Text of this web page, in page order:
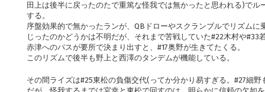
田上は後半に戻ったのたで重篤な怪我では無かったと思われる)でル
する。
序盤効果的で無かったランが、QBドローやスクランブルでリズム
じったのかどうかは不明だが、それまで苦戦していた#22木村や#33
赤津へのパスが要所で決まり出すと、#17奥野が生きてたくる。
このリズムで後半も野上と西澤のタンデムが機能している。
その間ライズは#25東松の負傷交代(ってか分かり易すぎる。#27細
だが、怪我するまでは宮幸と東松で回すのは、明らかに信頼の欠如